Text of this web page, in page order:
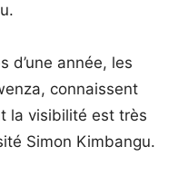
d’une année, les
connaissent
la visibilité est très
Simon Kimbangu.